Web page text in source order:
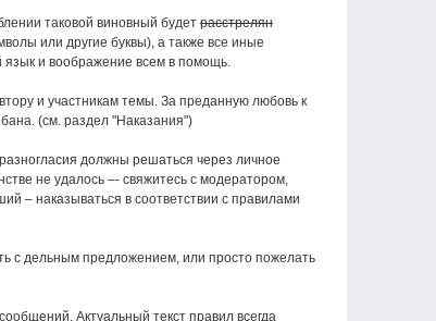
таковой виновный будет расстрелян
или другие буквы), а также все иные
язык и воображение всем в помощь.
и участникам темы. За преданную любовь к
(см. раздел "Наказания")
должны решаться через личное
не удалось –- свяжитесь с модератором,
– наказываться в соответствии с правилами
с дельным предложением, или просто пожелать
Актуальный текст правил всегда